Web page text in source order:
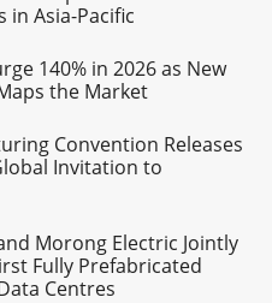
in Asia-Pacific
140% in 2026 as New
the Market
Convention Releases
Invitation to
Morong Electric Jointly
Fully Prefabricated
Centres